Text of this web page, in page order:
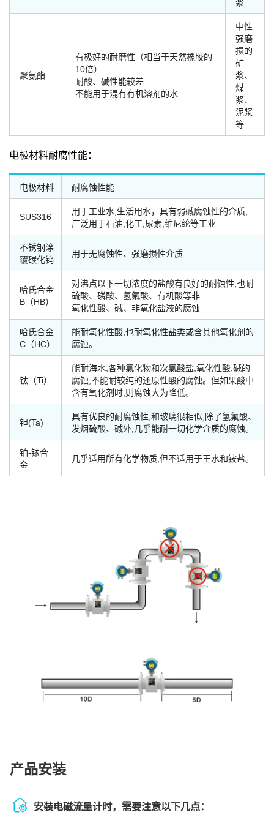
浆
聚氨酯
有极好的耐磨性（相当于天然橡胶的
10倍）
耐酸、碱性能较差
不能用于混有有机溶剂的水
中性
强磨
损的
矿
浆、
煤
浆、
泥浆
等
电极材料耐腐性能：
电极材料 耐腐蚀性能
SUS316
用于工业水,生活用水，具有弱碱腐蚀性的介质,
广泛用于石油,化工,尿素,维尼纶等工业
不锈钢涂
覆碳化钨
用于无腐蚀性、强磨损性介质
哈氏合金
B（HB）
对沸点以下一切浓度的盐酸有良好的耐蚀性,也耐
硫酸、磷酸、氢氟酸、有机酸等非
氧化性酸、碱、非氧化盐液的腐蚀
哈氏合金
C（HC）
能耐氧化性酸,也耐氧化性盐类或含其他氧化剂的
腐蚀。
钛（Ti）
能耐海水,各种氯化物和次氯酸盐,氧化性酸,碱的
腐蚀,不能耐较纯的还原性酸的腐蚀。但如果酸中
含有氧化剂时,则腐蚀大为降低。
钽(Ta)
具有优良的耐腐蚀性,和玻璃很相似,除了氢氟酸、
发烟硫酸、碱外,几乎能耐一切化学介质的腐蚀。
铂-铱合
金
几乎适用所有化学物质,但不适用于王水和铵盐。
产品安装
安装电磁流量计时，需要注意以下几点：